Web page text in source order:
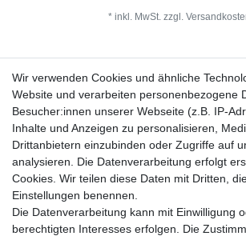
* inkl. MwSt. zzgl.
Fragen zur Bestellung?
Zahlungsarten
Versand
Wir verwenden Cookies und ähnliche
Website und verarbeiten personenbezogene
Besucher:innen unserer Webseite (z.B. IP-
Inhalte und Anzeigen zu personalisieren,
Drittanbietern einzubinden oder Zugriffe auf
analysieren. Die Datenverarbeitung erfolgt
Cookies. Wir teilen diese Daten mit Dritten,
Einstellungen benennen.
Die Datenverarbeitung kann mit Einwilligung
berechtigten Interesses erfolgen. Die